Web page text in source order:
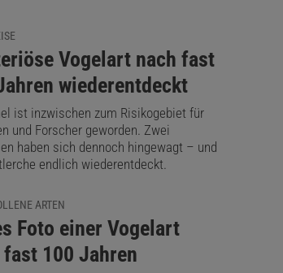
Vogelart nach fast
wiederentdeckt
ist inzwischen zum Risikogebiet für
und Forscher geworden. Zwei
haben sich dennoch hingewagt – und
endlich wiederentdeckt.
ARTEN
Foto einer Vogelart
fast 100 Jahren